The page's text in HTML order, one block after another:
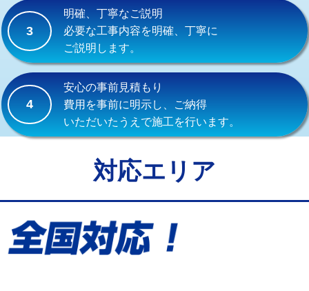
持込商品取付（単水栓）
持込商品取付（混合水栓） 16,500円
持込商品取付（浄水器・分岐水栓） 16,500円
給水管工事※（ホール加工)
給水管工事※（バンド止め) 3,300円
給水管工事※（保温材使用（バンド止
5,500円
給水管工事※（土の掘削・埋め戻し作
業)
3
明確、丁寧なご説明
必要な工事内容を明確、丁寧に
ご説明します。
4
安心の事前見積もり
費用を事前に明示し、ご納得
いただいたうえで施工を行います。
対応エリア